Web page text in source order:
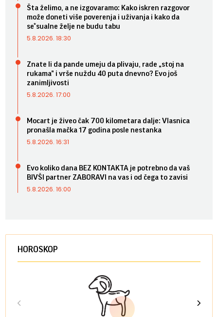
Šta želimo, a ne izgovaramo: Kako iskren razgovor
može doneti više poverenja i uživanja i kako da
se*sualne želje ne budu tabu
5.8.2026. 18:30
Znate li da pande umeju da plivaju, rade „stoj na
rukama” i vrše nuždu 40 puta dnevno? Evo još
zanimljivosti
5.8.2026. 17:00
Mocart je živeo čak 700 kilometara dalje: Vlasnica
pronašla mačka 17 godina posle nestanka
5.8.2026. 16:31
Evo koliko dana BEZ KONTAKTA je potrebno da vaš
BIVŠI partner ZABORAVI na vas i od čega to zavisi
5.8.2026. 16:00
HOROSKOP